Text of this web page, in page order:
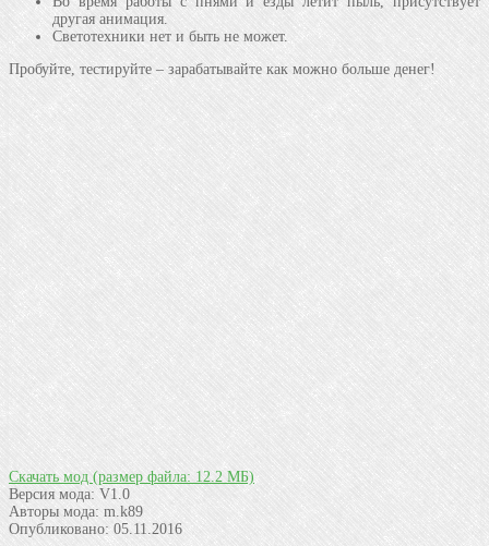
другая анимация.
Светотехники нет и быть не может.
Пробуйте, тестируйте – зарабатывайте как можно больше денег!
Скачать мод(размер файла: 12.2 МБ)
Версия мода: V1.0
Авторы мода: m.k89
Опубликовано: 05.11.2016